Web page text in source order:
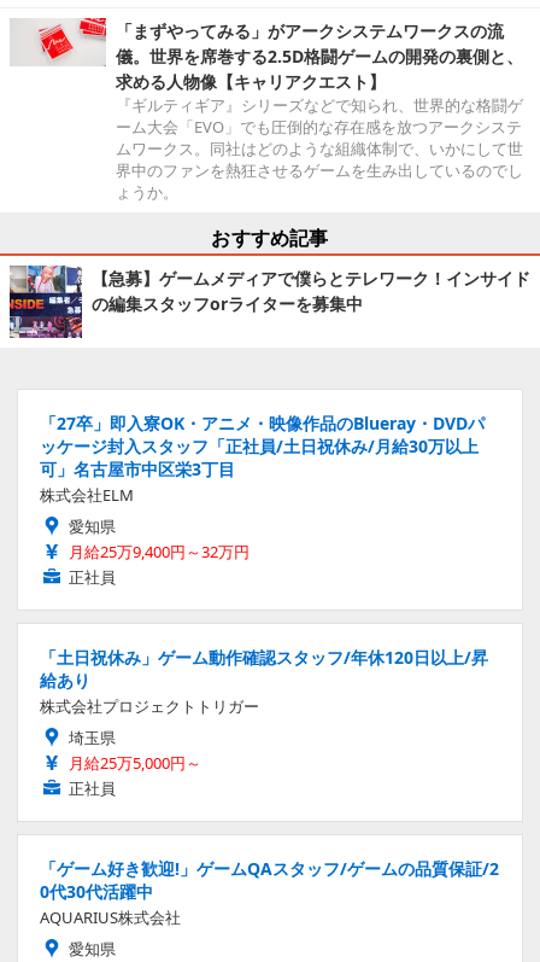
「まずやってみる」がアークシステムワークスの流
儀。世界を席巻する2.5D格闘ゲームの開発の裏側と、
求める人物像【キャリアクエスト】
『ギルティギア』シリーズなどで知られ、世界的な格闘ゲ
ーム大会「EVO」でも圧倒的な存在感を放つアークシステ
ムワークス。同社はどのような組織体制で、いかにして世
界中のファンを熱狂させるゲームを生み出しているのでし
ょうか。
おすすめ記事
【急募】ゲームメディアで僕らとテレワーク！インサイド
の編集スタッフorライターを募集中
「27卒」即入寮OK・アニメ・映像作品のBlueray・DVDパ
ッケージ封入スタッフ「正社員/土日祝休み/月給30万以上
可」名古屋市中区栄3丁目
株式会社ELM
愛知県
月給25万9,400円～32万円
正社員
「土日祝休み」ゲーム動作確認スタッフ/年休120日以上/昇
給あり
株式会社プロジェクトトリガー
埼玉県
月給25万5,000円～
正社員
「ゲーム好き歓迎!」ゲームQAスタッフ/ゲームの品質保証/2
0代30代活躍中
AQUARIUS株式会社
愛知県